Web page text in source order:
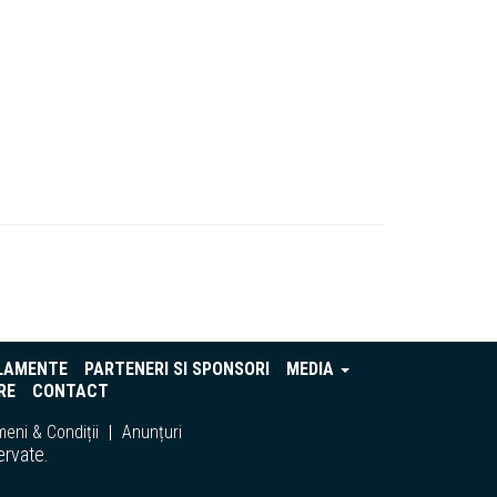
PARTENERI SI SPONSORI
MEDIA
CONTACT
& Condiții
Anunțuri